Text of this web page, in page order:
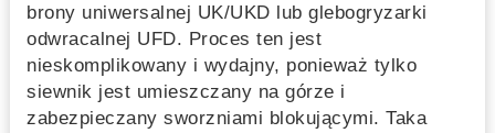
brony uniwersalnej UK/UKD lub glebogryzarki
odwracalnej UFD. Proces ten jest
nieskomplikowany i wydajny, ponieważ tylko
siewnik jest umieszczany na górze i
zabezpieczany sworzniami blokującymi. Taka